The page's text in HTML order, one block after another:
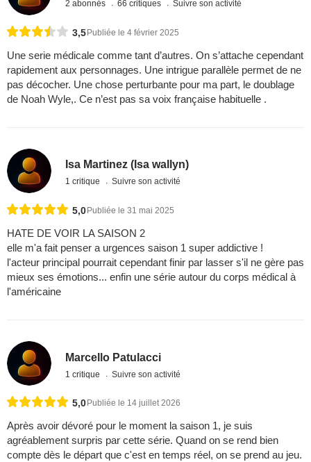
2 abonnés 66 critiques Suivre son activité
3,5Publiée le 4 février 2025
Une serie médicale comme tant d’autres. On s’attache cependant
rapidement aux personnages. Une intrigue parallèle permet de ne
pas décocher. Une chose perturbante pour ma part, le doublage
de Noah Wyle,. Ce n’est pas sa voix française habituelle .
Isa Martinez (Isa wallyn)
1 critique Suivre son activité
5,0 Publiée le 31 mai 2025
HATE DE VOIR LA SAISON 2
elle m'a fait penser a urgences saison 1 super addictive !
l'acteur principal pourrait cependant finir par lasser s'il ne gère pas
mieux ses émotions... enfin une série autour du corps médical à
l'américaine
Marcello Patulacci
1 critique Suivre son activité
5,0 Publiée le 14 juillet 2026
Après avoir dévoré pour le moment la saison 1, je suis
agréablement surpris par cette série. Quand on se rend bien
compte dès le départ que c'est en temps réel, on se prend au jeu.